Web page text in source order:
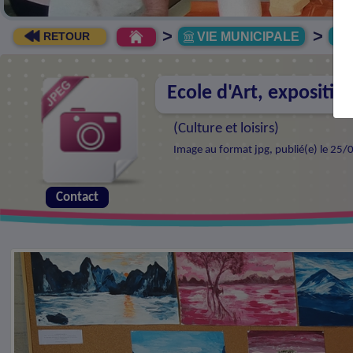
RETOUR > VIE MUNICIPALE >
Ecole d'Art,
(Culture et loisirs)
Image au format jpg, publié(e) le
Contact